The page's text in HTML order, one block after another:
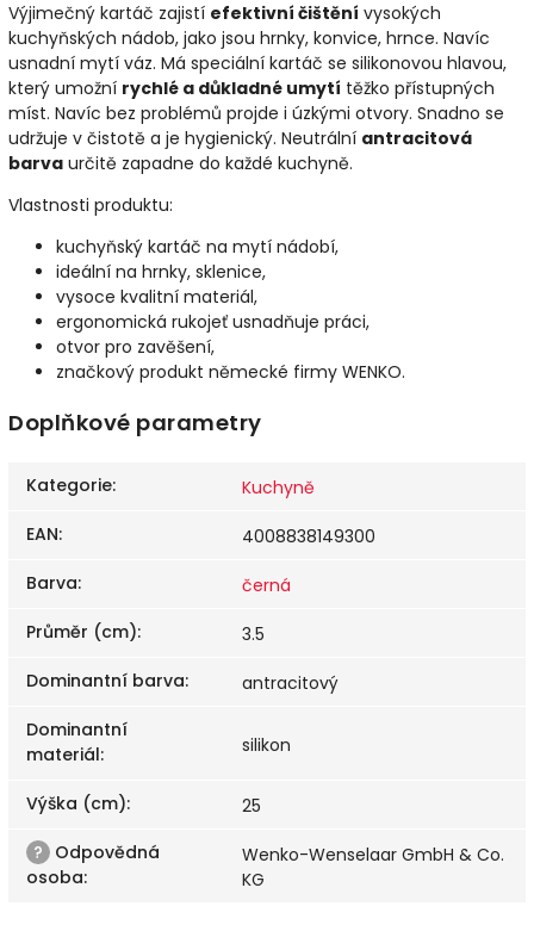
Výjimečný kartáč zajistí efektivní čištění vysokých
kuchyňských nádob, jako jsou hrnky, konvice, hrnce. Navíc
usnadní mytí váz. Má speciální kartáč se silikonovou hlavou,
který umožní rychlé a důkladné umytí těžko přístupných
míst. Navíc bez problémů projde i úzkými otvory. Snadno se
udržuje v čistotě a je hygienický. Neutrální antracitová
barva určitě zapadne do každé kuchyně.
Vlastnosti produktu:
kuchyňský kartáč na mytí nádobí,
ideální na hrnky, sklenice,
vysoce kvalitní materiál,
ergonomická rukojeť usnadňuje práci,
otvor pro zavěšení,
značkový produkt německé firmy WENKO.
Doplňkové parametry
Kategorie:
Kuchyně
EAN:
4008838149300
Barva:
černá
Průměr (cm):
3.5
Dominantní barva:
antracitový
Dominantní
materiál: silikon
Výška (cm):
25
? Odpovědná
osoba:
Wenko-Wenselaar GmbH & Co.
KG